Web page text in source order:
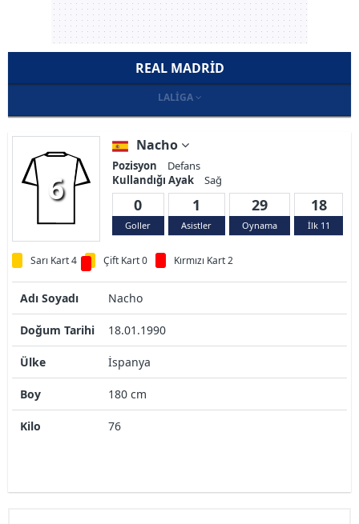
REAL MADRID
LALIGA
6
Nacho
Pozisyon
Defans
Kullandığı Ayak
Sağ
0
Goller
1
Asistler
29
Oynama
18
İlk 11
Sarı Kart 4 Çift Kart 0 Kırmızı Kart 2
Adı Soyadı Nacho
Doğum Tarihi 18.01.1990
Ülke İspanya
Boy 180 cm
Kilo 76